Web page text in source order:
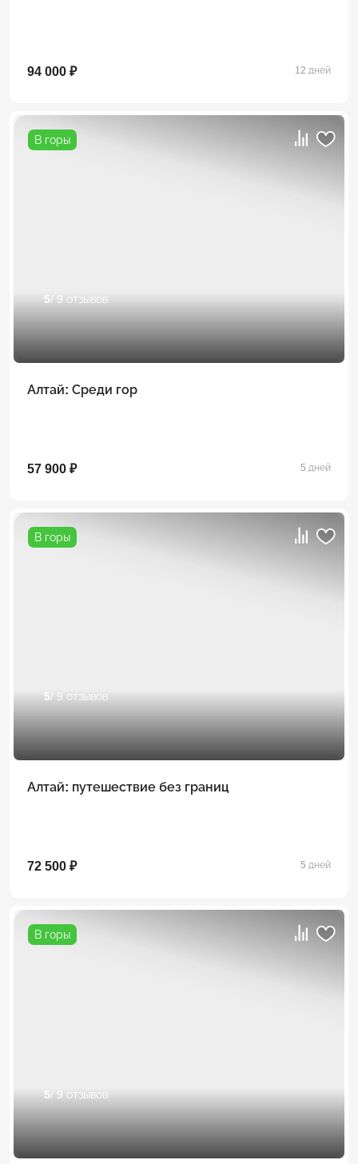
94 000 ₽ 12 дней
В горы
5/ 9 отзывов
Алтай: Среди гор
57 900 ₽ 5 дней
В горы
5/ 9 отзывов
Алтай: путешествие без границ
72 500 ₽ 5 дней
В горы
5/ 9 отзывов